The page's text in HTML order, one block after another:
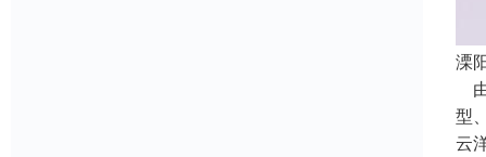
溧
型
云